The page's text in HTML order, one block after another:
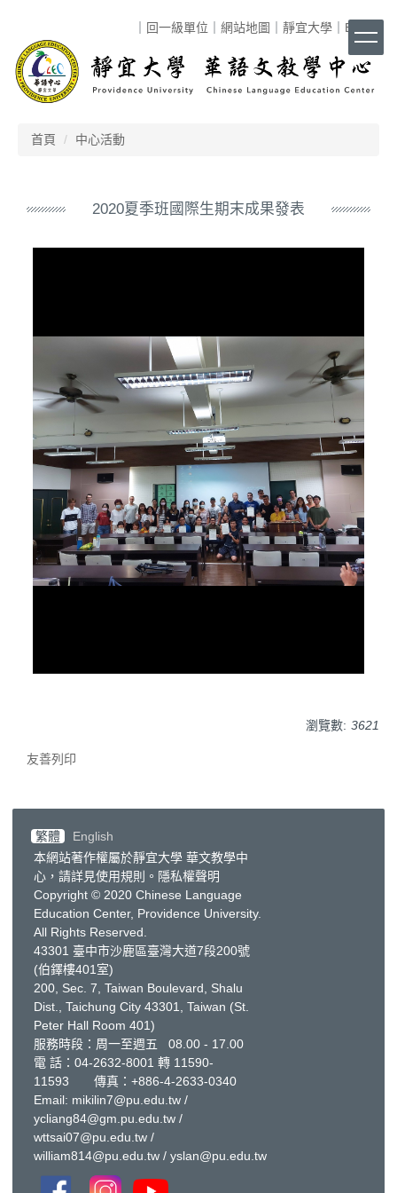
要
內
回一級單位 網站地圖 靜宜大學 ENG
首頁 中心活動
2020夏季班國際生期末成果發表
瀏覽數: 3621
友善列印
繁體
English
本網站著作權屬於靜宜大學 華文教學中
心，請詳見使用規則 。 隱私權聲明
Copyright © 2020 Chinese Language
Education Center, Providence University.
All Rights Reserved.
43301 臺中市沙鹿區臺灣大道7段200號
(伯鐸樓401室)
200, Sec. 7, Taiwan Boulevard, Shalu
Dist., Taichung City 43301, Taiwan (St.
Peter Hall Room 401)
服務時段：周一至週五 08.00 - 17.00
電 話： 04-2632-8001 轉 11590-
11593 傳真：+886-4-2633-0340
Email: mikilin7@pu.edu.tw /
ycliang84@gm.pu.edu.tw /
wttsai07@pu.edu.tw /
william814@pu.edu.tw / yslan@pu.edu.tw